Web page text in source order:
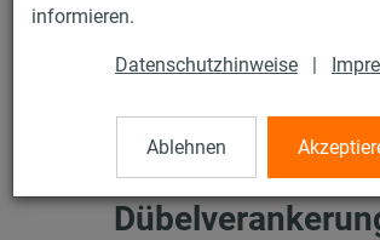
informieren.
Datenschutzhinweise |
Ablehnen